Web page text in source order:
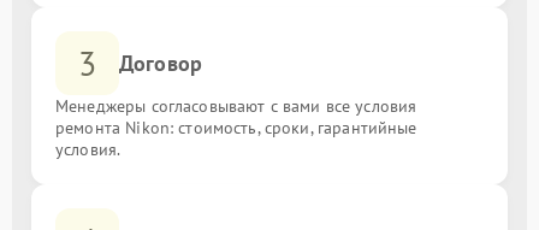
3 Договор
Менеджеры согласовывают с вами все условия
ремонта Nikon: стоимость, сроки, гарантийные
условия.